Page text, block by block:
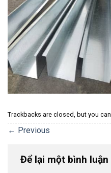
Trackbacks are closed, but you can
← Previous
Để lại một bình luận